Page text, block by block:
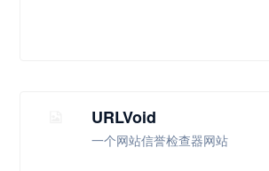
URLVoid
一个网站信誉检查器网站